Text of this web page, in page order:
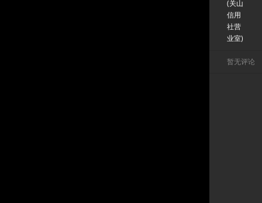
(关山
信用
社营
业室)
暂无评论